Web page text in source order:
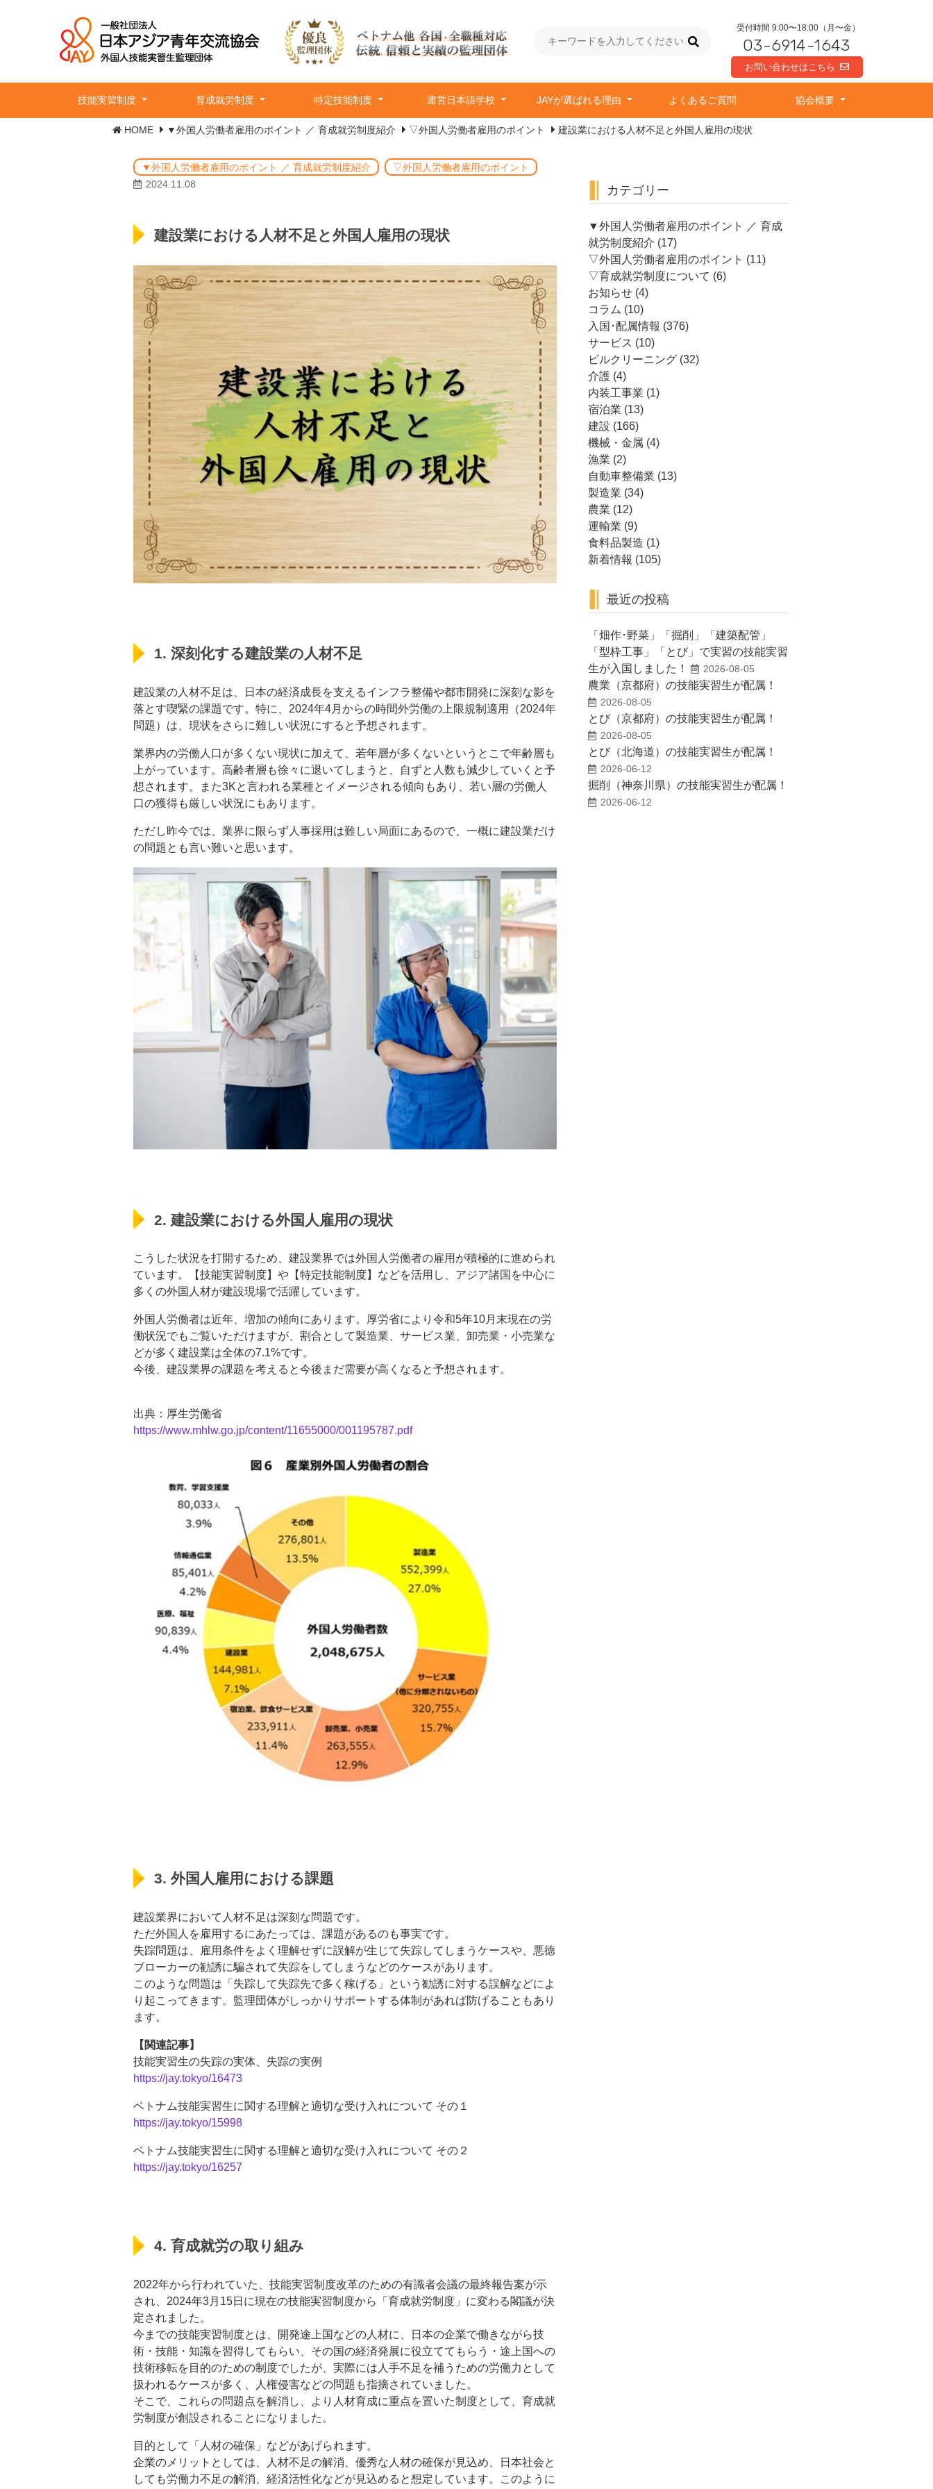
受付時間 9:00〜18:00（月〜金）
03-6914-1643
お問い合わせはこちら
技能実習制度 育成就労制度 特定技能制度 運営日本語学校 JAYが選ばれる理由 よくあるご質問 協会概要
HOME ▼外国人労働者雇用のポイント ／ 育成就労制度紹介 ▽外国人労働者雇用のポイント 建設業における人材不足と外国人雇用の現状
▼外国人労働者雇用のポイント ／ 育成就労制度紹介 ▽外国人労働者雇用のポイント
2024.11.08
建設業における人材不足と外国人雇用の現状
1. 深刻化する建設業の人材不足
建設業の人材不足は、日本の経済成長を支えるインフラ整備や都市開発に深刻な影を
落とす喫緊の課題です。特に、2024年4月からの時間外労働の上限規制適用（2024年
問題）は、現状をさらに難しい状況にすると予想されます。
業界内の労働人口が多くない現状に加えて、若年層が多くないというとこで年齢層も
上がっています。高齢者層も徐々に退いてしまうと、自ずと人数も減少していくと予
想されます。また3Kと言われる業種とイメージされる傾向もあり、若い層の労働人
口の獲得も厳しい状況にもあります。
ただし昨今では、業界に限らず人事採用は難しい局面にあるので、一概に建設業だけ
の問題とも言い難いと思います。
2. 建設業における外国人雇用の現状
こうした状況を打開するため、建設業界では外国人労働者の雇用が積極的に進められ
ています。【技能実習制度】や【特定技能制度】などを活用し、アジア諸国を中心に
多くの外国人材が建設現場で活躍しています。
外国人労働者は近年、増加の傾向にあります。厚労省により令和5年10月末現在の労
働状況でもご覧いただけますが、割合として製造業、サービス業、卸売業・小売業な
どが多く建設業は全体の7.1%です。
今後、建設業界の課題を考えると今後まだ需要が高くなると予想されます。
出典：厚生労働省
https://www.mhlw.go.jp/content/11655000/001195787.pdf
3. 外国人雇用における課題
建設業界において人材不足は深刻な問題です。
ただ外国人を雇用するにあたっては、課題があるのも事実です。
失踪問題は、雇用条件をよく理解せずに誤解が生じて失踪してしまうケースや、悪徳
ブローカーの勧誘に騙されて失踪をしてしまうなどのケースがあります。
このような問題は「失踪して失踪先で多く稼げる」という勧誘に対する誤解などによ
り起こってきます。監理団体がしっかりサポートする体制があれば防げることもあり
ます。
【関連記事】
技能実習生の失踪の実体、失踪の実例
https://jay.tokyo/16473
ベトナム技能実習生に関する理解と適切な受け入れについて その１
https://jay.tokyo/15998
ベトナム技能実習生に関する理解と適切な受け入れについて その２
https://jay.tokyo/16257
4. 育成就労の取り組み
2022年から行われていた、技能実習制度改革のための有識者会議の最終報告案が示
され、2024年3月15日に現在の技能実習制度から「育成就労制度」に変わる閣議が決
定されました。
今までの技能実習制度とは、開発途上国などの人材に、日本の企業で働きながら技
術・技能・知識を習得してもらい、その国の経済発展に役立ててもらう・途上国への
技術移転を目的のための制度でしたが、実際には人手不足を補うための労働力として
扱われるケースが多く、人権侵害などの問題も指摘されていました。
そこで、これらの問題点を解消し、より人材育成に重点を置いた制度として、育成就
労制度が創設されることになりました。
目的として「人材の確保」などがあげられます。
企業のメリットとしては、人材不足の解消、優秀な人材の確保が見込め、日本社会と
しても労働力不足の解消、経済活性化などが見込めると想定しています。このように
カテゴリー
▼外国人労働者雇用のポイント ／ 育成
就労制度紹介 (17)
▽外国人労働者雇用のポイント (11)
▽育成就労制度について (6)
お知らせ (4)
コラム (10)
入国･配属情報 (376)
サービス (10)
ビルクリーニング (32)
介護 (4)
内装工事業 (1)
宿泊業 (13)
建設 (166)
機械・金属 (4)
漁業 (2)
自動車整備業 (13)
製造業 (34)
農業 (12)
運輸業 (9)
食料品製造 (1)
新着情報 (105)
最近の投稿
「畑作･野菜」「掘削」「建築配管」
「型枠工事」「とび」で実習の技能実習
生が入国しました！
2026-08-05
農業（京都府）の技能実習生が配属！
2026-08-05
とび（京都府）の技能実習生が配属！
2026-08-05
とび（北海道）の技能実習生が配属！
2026-06-12
掘削（神奈川県）の技能実習生が配属！
2026-06-12